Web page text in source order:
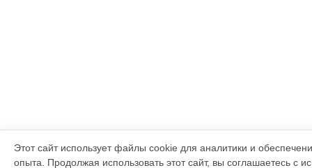
Этот сайт использует файлы cookie для аналитики и
опыта. Продолжая использовать этот сайт, вы соглашаетесь с